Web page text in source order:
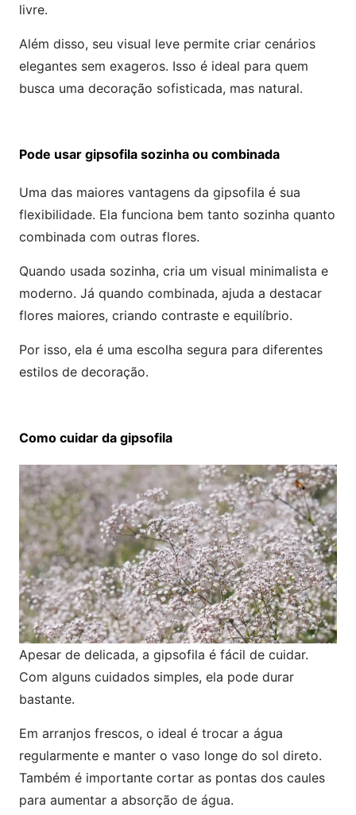
livre.
Além disso, seu visual leve permite criar cenários
elegantes sem exageros. Isso é ideal para quem
busca uma decoração sofisticada, mas natural.
Pode usar gipsofila sozinha ou combinada
Uma das maiores vantagens da gipsofila é sua
flexibilidade. Ela funciona bem tanto sozinha quanto
combinada com outras flores.
Quando usada sozinha, cria um visual minimalista e
moderno. Já quando combinada, ajuda a destacar
flores maiores, criando contraste e equilíbrio.
Por isso, ela é uma escolha segura para diferentes
estilos de decoração.
Como cuidar da gipsofila
Apesar de delicada, a gipsofila é fácil de cuidar.
Com alguns cuidados simples, ela pode durar
bastante.
Em arranjos frescos, o ideal é trocar a água
regularmente e manter o vaso longe do sol direto.
Também é importante cortar as pontas dos caules
para aumentar a absorção de água.